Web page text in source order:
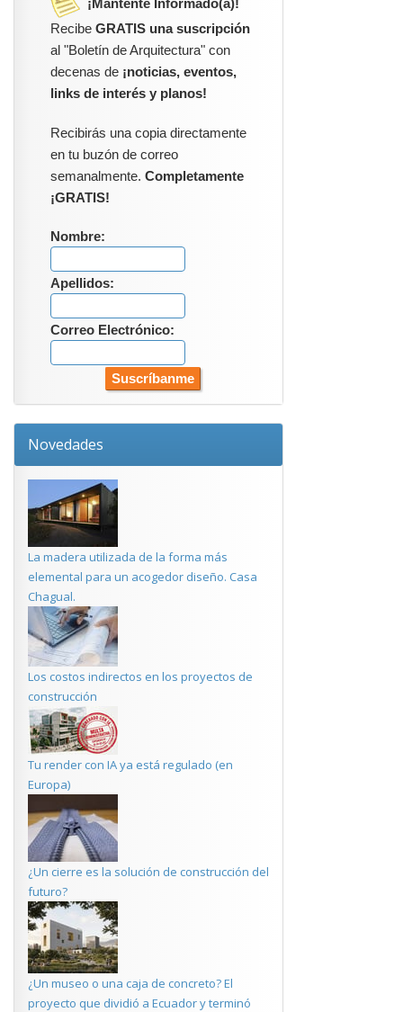
¡Mantente Informado(a)!
Recibe GRATIS una suscripción
al "Boletín de Arquitectura" con
decenas de ¡noticias, eventos,
links de interés y planos!
Recibirás una copia directamente
en tu buzón de correo
semanalmente. Completamente
¡GRATIS!
Nombre:
Apellidos:
Correo Electrónico:
Novedades
La madera utilizada de la forma más
elemental para un acogedor diseño. Casa
Chagual.
Los costos indirectos en los proyectos de
construcción
Tu render con IA ya está regulado (en
Europa)
¿Un cierre es la solución de construcción del
futuro?
¿Un museo o una caja de concreto? El
proyecto que dividió a Ecuador y terminó